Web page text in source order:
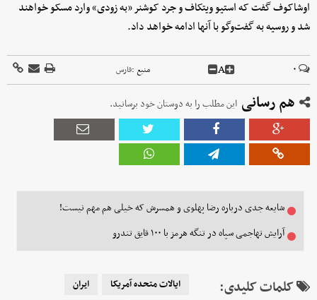
اوشاکوف گفت که استیو ویتکاف و جرد کوشنر «به زودی» وارد مسکو خواهند
شد و روسیه به گفت‌وگو با آنها ادامه خواهد داد.
۰ A منبع :فارس
هم رسانی این مطلب را به دوستان خود برسانید.
شایعه جدی درباره رضا پهلوی و همسرش که خیلی هم مهم نیست!
آرایش تهاجمی سپاه در تنگه هرمز با ۱۰۰ قایق تندرو
کلمات کلیدی: ایالات متحده آمریکا
ایران